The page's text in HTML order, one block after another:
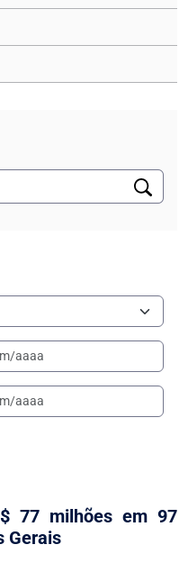
77 milhões em 97
Gerais